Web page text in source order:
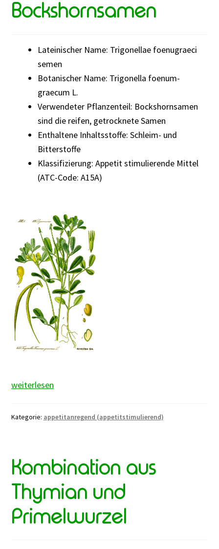
Bockshornsamen
Lateinischer Name: Trigonellae foenugraeci
semen
Botanischer Name: Trigonella foenum-
graecum L.
Verwendeter Pflanzenteil: Bockshornsamen
sind die reifen, getrocknete Samen
Enthaltene Inhaltsstoffe: Schleim- und
Bitterstoffe
Klassifizierung: Appetit stimulierende Mittel
(ATC-Code: A15A)
Bockshornsamen
weiterlesen
Kategorie: appetitanregend (appetitstimulierend)
Kombination aus
Thymian und
Primelwurzel